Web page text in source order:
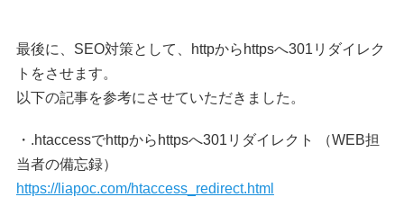
最後に、SEO対策として、httpからhttpsへ301リダイレク
トをさせます。
以下の記事を参考にさせていただきました。
・.htaccessでhttpからhttpsへ301リダイレクト （WEB担
当者の備忘録）
https://liapoc.com/htaccess_redirect.html